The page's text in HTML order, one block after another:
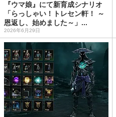
『ウマ娘』にて新育成シナリオ
「らっしゃい！トレセン軒！ ～
恩返し、始めました～」...
2026年6月29日